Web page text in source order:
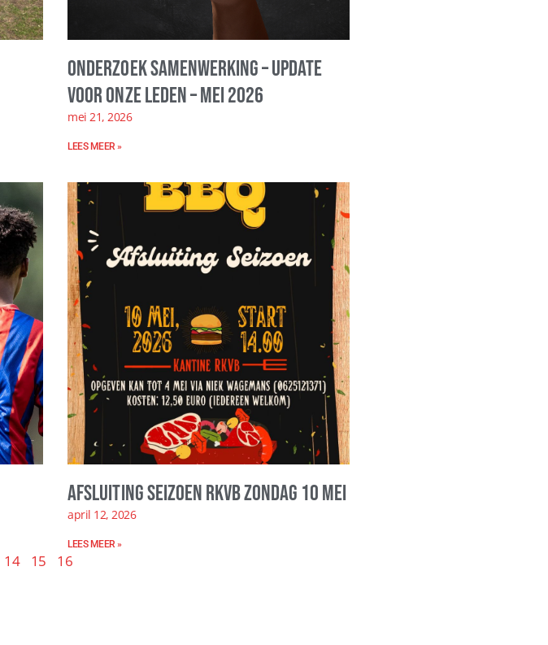
Onderzoek samenwerking – update
voor onze leden – mei 2026
mei 21, 2026
LEES MEER »
Afsluiting seizoen RKVB zondag 10 mei
april 12, 2026
LEES MEER »
14 15 16